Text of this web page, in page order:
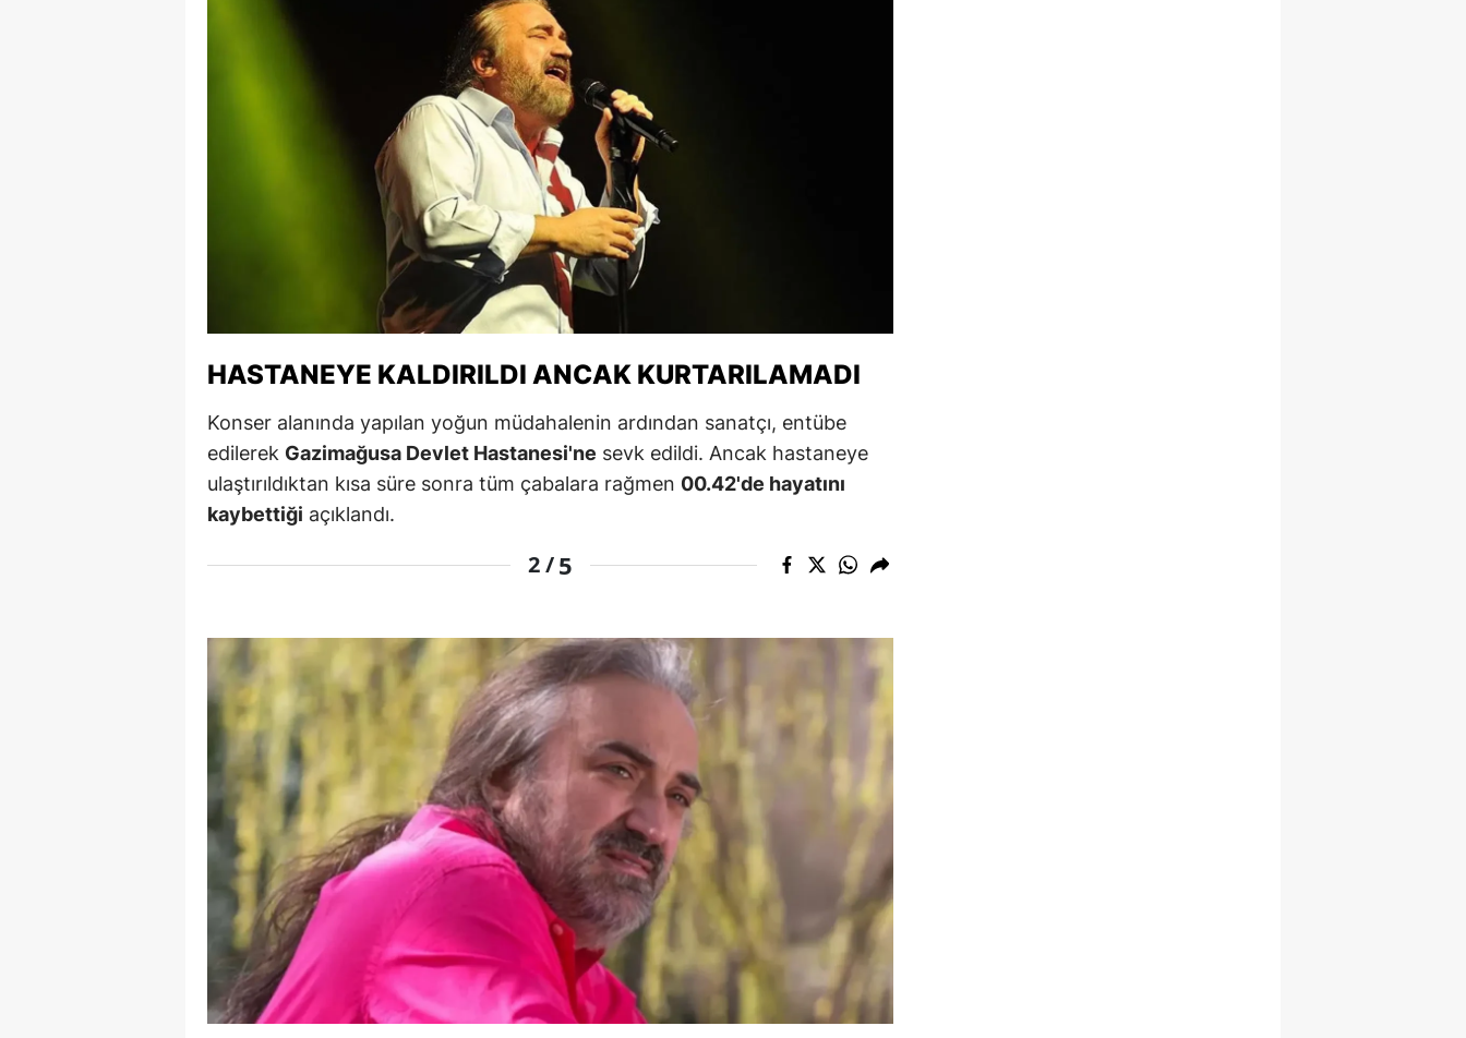
Erzurum
Eskişehir
Gaziantep
Giresun
Gümüşhane
Hakkari
Hatay
Isparta
Mersin
İstanbul
İzmir
Kastamonu
Kırklareli
Kırşehir
Kocaeli
Konya
Kütahya
Malatya
Manisa
Kahramanmaraş
Mardin
HASTANEYE KALDIRILDI ANCAK KURTARILAMADI
Konser alanında yapılan yoğun müdahalenin ardından sanatçı, entübe
edilerek Gazimağusa Devlet Hastanesi'ne sevk edildi. Ancak hastaneye
ulaştırıldıktan kısa süre sonra tüm çabalara rağmen 00.42'de hayatını
kaybettiği açıklandı.
2 /5